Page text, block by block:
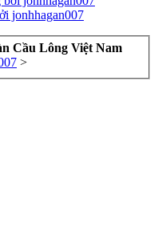
jonhhagan007
Cầu Lông Việt Nam
>